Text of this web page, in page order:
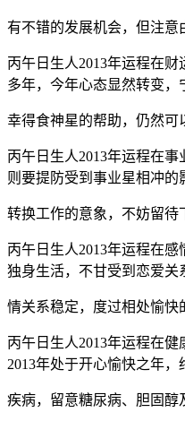
有不错的发展机会，但注意
丙午日生人2013年运程在
多年，今年心态显然转变，
幸得食神星的帮助，仍然可
丙午日生人2013年运程在
则要提防受到事业星相冲
转换工作的意象，不妨留待
丙午日生人2013年运程在
独身生活，不甘受到恋爱
情关系稳定，度过相处愉快
丙午日生人2013年运程在
2013年处于开心愉快之年
疾病，留意糖尿病、胆固醇